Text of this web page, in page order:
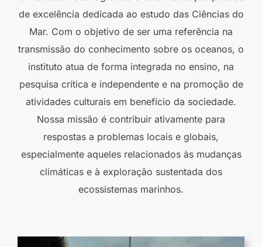
de excelência dedicada ao estudo das Ciências do
Mar. Com o objetivo de ser uma referência na
transmissão do conhecimento sobre os oceanos, o
instituto atua de forma integrada no ensino, na
pesquisa crítica e independente e na promoção de
atividades culturais em benefício da sociedade.
Nossa missão é contribuir ativamente para
respostas a problemas locais e globais,
especialmente aqueles relacionados às mudanças
climáticas e à exploração sustentada dos
ecossistemas marinhos.